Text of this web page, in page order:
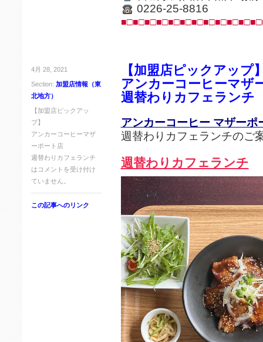
0226-25-8816
4月 28, 2021
Section: 加盟店情報（東
北地方）
【加盟店ピックアッ
プ】
アンカーコーヒーマザ
ーポート店
週替わりカフェランチ
は コメントを受け付け
ていません。
この記事へのリンク
【加盟店ピックアップ
アンカーコーヒーマザ
週替わりカフェランチ
アンカーコーヒー マザーポ
週替わりカフェランチのご
週替わりカフェランチ